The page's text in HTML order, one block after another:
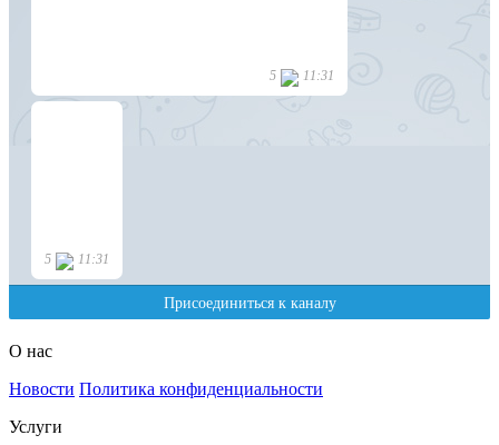
О нас
Новости Политика конфиденциальности
Услуги